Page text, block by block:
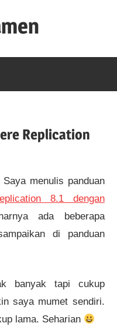
Replication
menulis panduan
8.1 dengan
ada beberapa
di panduan
banyak tapi cukup
saya mumet sendiri.
lama. Seharian